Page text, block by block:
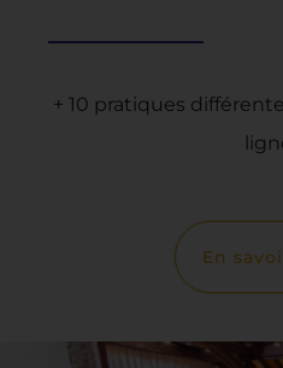
+ 10 pratiques
En